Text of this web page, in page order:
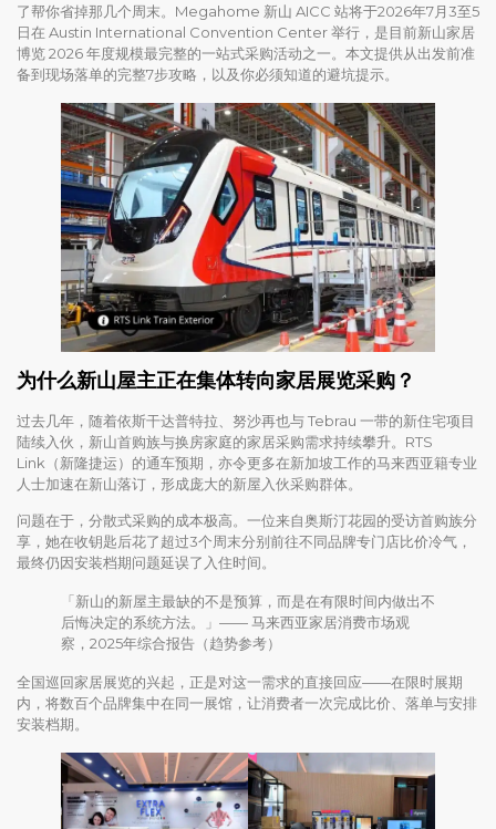
了帮你省掉那几个周末。Megahome 新山 AICC 站将于2026年7月3至5
日在 Austin International Convention Center 举行，是目前新山家居
博览 2026 年度规模最完整的一站式采购活动之一。本文提供从出发前准
备到现场落单的完整7步攻略，以及你必须知道的避坑提示。
为什么新山屋主正在集体转向家居展览采购？
过去几年，随着依斯干达普特拉、努沙再也与 Tebrau 一带的新住宅项目
陆续入伙，新山首购族与换房家庭的家居采购需求持续攀升。RTS
Link（新隆捷运）的通车预期，亦令更多在新加坡工作的马来西亚籍专业
人士加速在新山落订，形成庞大的新屋入伙采购群体。
问题在于，分散式采购的成本极高。一位来自奥斯汀花园的受访首购族分
享，她在收钥匙后花了超过3个周末分别前往不同品牌专门店比价冷气，
最终仍因安装档期问题延误了入住时间。
「新山的新屋主最缺的不是预算，而是在有限时间内做出不
后悔决定的系统方法。」—— 马来西亚家居消费市场观
察，2025年综合报告（趋势参考）
全国巡回家居展览的兴起，正是对这一需求的直接回应——在限时展期
内，将数百个品牌集中在同一展馆，让消费者一次完成比价、落单与安排
安装档期。